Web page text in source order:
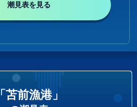
潮見表を見る
「苫前漁港」